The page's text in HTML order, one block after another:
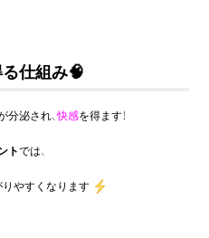
仕組み🧠
分泌され、快感を得ます！
トでは、
やすくなります